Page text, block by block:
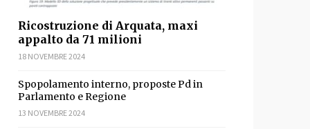
Ricostruzione di Arquata, maxi
appalto da 71 milioni
18 NOVEMBRE 2024
Spopolamento interno, proposte Pd in
Parlamento e Regione
13 NOVEMBRE 2024